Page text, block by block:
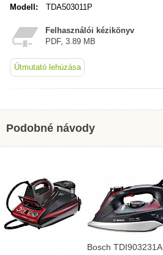
Modell:
TDA503011P
Felhasználói kézikönyv
PDF, 3.89 MB
Útmutató lehúzása
Podobné návody
Bosch TDI903231A